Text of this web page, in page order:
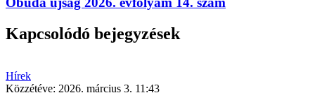
Kapcsolódó bejegyzések
Hírek
Közzétéve: 2026. március 3. 11:43